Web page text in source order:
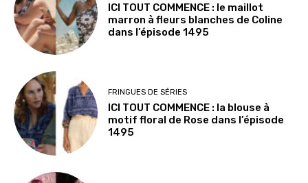
ICI TOUT COMMENCE : le maillot
marron à fleurs blanches de Coline
dans l’épisode 1495
FRINGUES DE SÉRIES
ICI TOUT COMMENCE : la blouse à
motif floral de Rose dans l’épisode
1495